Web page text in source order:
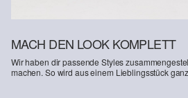
MACH DEN LOOK KOMPLETT
Wir haben dir passende Styles
machen. So wird aus einem Lieblingsstück